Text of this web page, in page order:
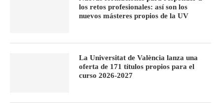
los retos profesionales: así son los
nuevos másteres propios de la UV
La Universitat de València lanza una
oferta de 171 títulos propios para el
curso 2026-2027